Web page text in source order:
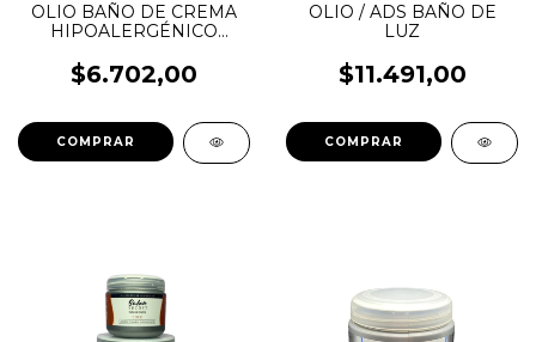
OLIO BAÑO DE CREMA
HIPOALERGÉNICO
$6.702,00
OLIO / ADS BAÑO DE
LUZ
$11.491,00
COMPRAR